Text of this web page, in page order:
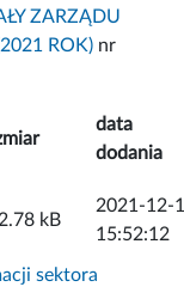
ZARZĄDU
ROK) nr
data
dodania
kB
2021-12-
15:52:12
sektora